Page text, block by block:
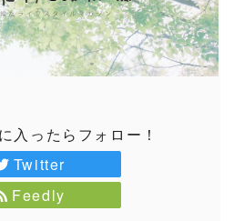
入ったらフォロー！
Twitter
Feedly